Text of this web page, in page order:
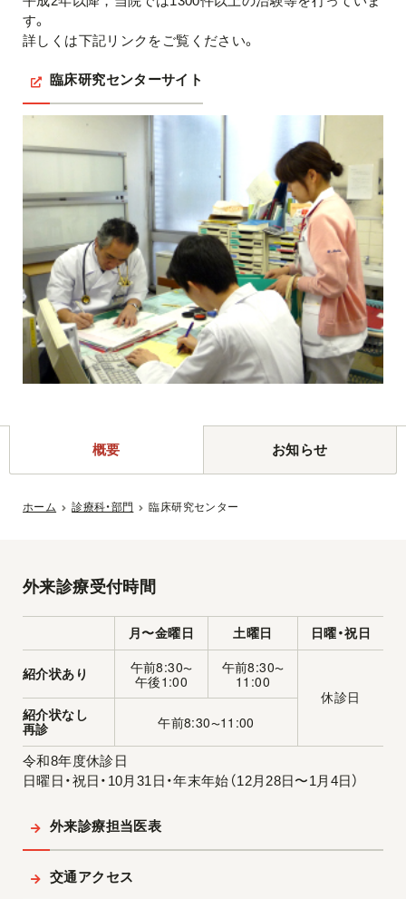
す。
詳しくは下記リンクをご覧ください。
臨床研究センターサイト
概要 お知らせ
ホーム 診療科・部門 臨床研究センター
外来診療受付時間
月〜金曜日 土曜日 日曜・祝日
紹介状あり 午前8:30〜
午後1:00
午前8:30〜
11:00
休診日
紹介状なし
再診
午前8:30〜11:00
令和8年度休診日
日曜日・祝日・10月31日・年末年始（12月28日〜1月4日）
外来診療担当医表
交通アクセス